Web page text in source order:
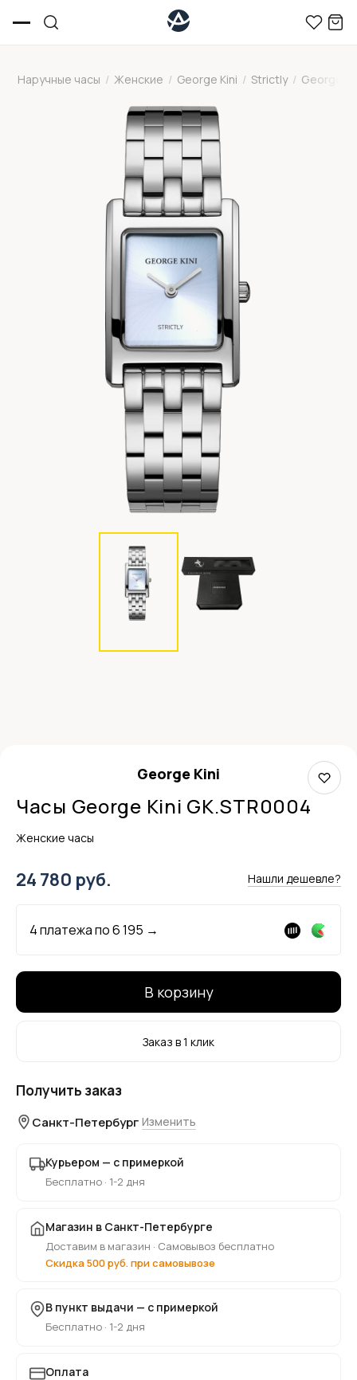
Наручные часы / Женские / George Kini / Strictly / George
George Kini
Часы George Kini GK.STR0004
Женские часы
24 780 руб. Нашли дешевле?
4 платежа по6 195 →
В корзину
Заказ в 1 клик
Получить заказ
Санкт-Петербург Изменить
Курьером — с примеркой
Бесплатно · 1-2 дня
Магазин в Санкт-Петербурге
Доставим в магазин · Самовывоз бесплатно
Скидка 500 руб. при самовывозе
В пункт выдачи — с примеркой
Бесплатно · 1-2 дня
Оплата